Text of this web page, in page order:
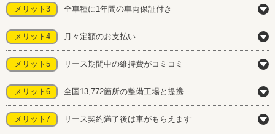
メリット3 全車種に1年間の車両保証付き
メリット4 月々定額のお支払い
メリット5 リース期間中の維持費がコミコミ
メリット6 全国13,772箇所の整備工場と提携
メリット7 リース契約満了後は車がもらえます